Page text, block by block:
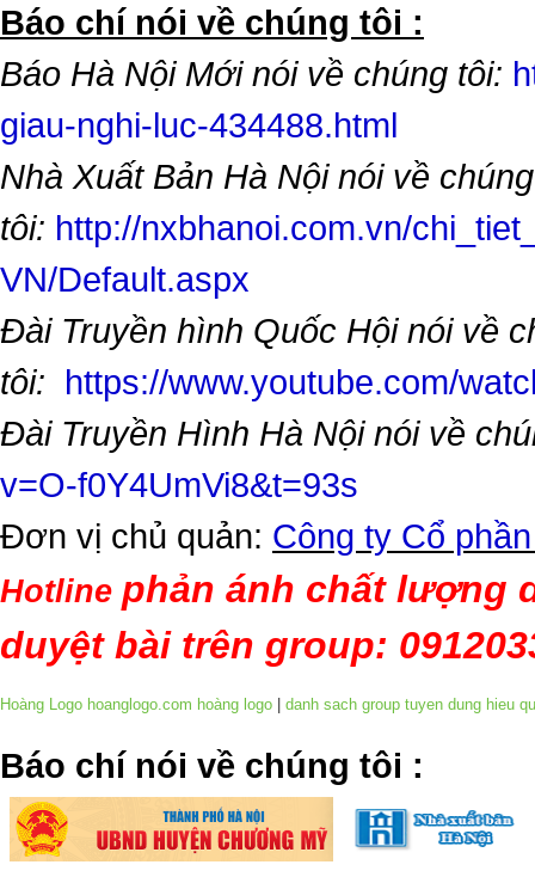
​Báo chí nói về chúng tôi :
Báo Hà Nội Mới nói về chúng tôi:
giau-nghi-luc-434488.html
Nhà Xuất Bản Hà Nội nói về chúng
tôi: http://nxbhanoi.com.vn/
VN/Default.aspx
Đài Truyền hình Quốc Hội nói về
tôi: https://www.youtube.com/
Đài Truyền Hình Hà Nội nói về
v=O-f0Y4UmVi8&t=93s
Đơn vị chủ quản: Công ty Cổ
Hotline phản ánh chất lượng
duyệt bài trên group:
Hoàng Logo hoanglogo.com hoàng logo | danh sach group tuyen dung hieu
​Báo chí nói về chúng tôi :